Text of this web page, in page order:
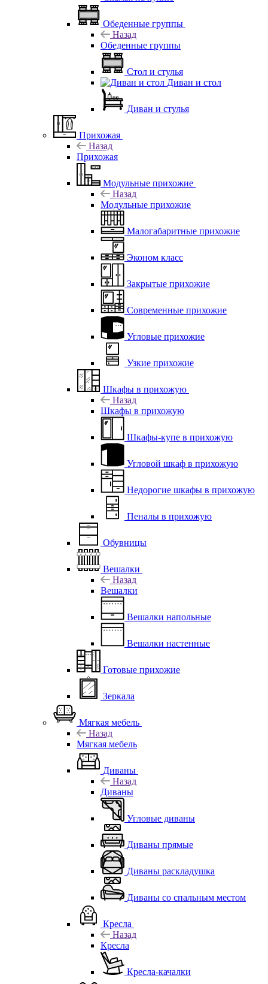
Обеденные группы
Назад
Обеденные группы
Стол и стулья
Диван и стол
Диван и стулья
Прихожая
Назад
Прихожая
Модульные прихожие
Назад
Модульные прихожие
Малогабаритные прихожие
Эконом класс
Закрытые прихожие
Современные прихожие
Угловые прихожие
Узкие прихожие
Шкафы в прихожую
Назад
Шкафы в прихожую
Шкафы-купе в прихожую
Угловой шкаф в прихожую
Недорогие шкафы в прихожую
Пеналы в прихожую
Обувницы
Вешалки
Назад
Вешалки
Вешалки напольные
Вешалки настенные
Готовые прихожие
Зеркала
Мягкая мебель
Назад
Мягкая мебель
Диваны
Назад
Диваны
Угловые диваны
Диваны прямые
Диваны раскладушка
Диваны со спальным местом
Кресла
Назад
Кресла
Кресла-качалки